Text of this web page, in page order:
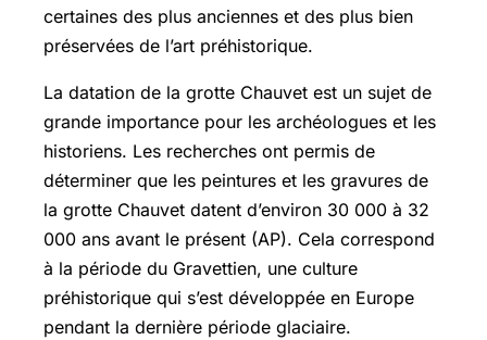
certaines des plus anciennes et des plus bien
préservées de l’art préhistorique.
La datation de la grotte Chauvet est un sujet de
grande importance pour les archéologues et les
historiens. Les recherches ont permis de
déterminer que les peintures et les gravures de
la grotte Chauvet datent d’environ 30 000 à 32
000 ans avant le présent (AP). Cela correspond
à la période du Gravettien, une culture
préhistorique qui s’est développée en Europe
pendant la dernière période glaciaire.